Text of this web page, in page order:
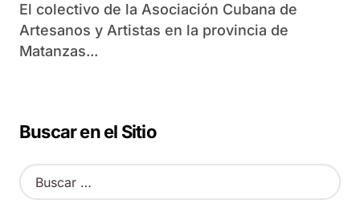
El colectivo de la Asociación Cubana de
Artesanos y Artistas en la provincia de
Matanzas...
Buscar en el Sitio
B
u